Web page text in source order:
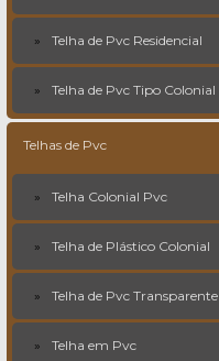
Telha de Pvc Residencial
Telha de Pvc Tipo Colonial
Telhas de Pvc
Telha Colonial Pvc
Telha de Plástico Colonial
Telha de Pvc Transparente
Telha em Pvc